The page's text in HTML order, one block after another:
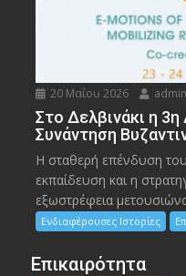
20 Μαΐου 2026
Στο Δελβινάκι η 3η
Συνάντηση
Η σταθερή επένδυση
εκπαίδευση και η
εξωστρέφεια
Ενδιαφέρουσες Ιστορίες
Επικαιρότητα